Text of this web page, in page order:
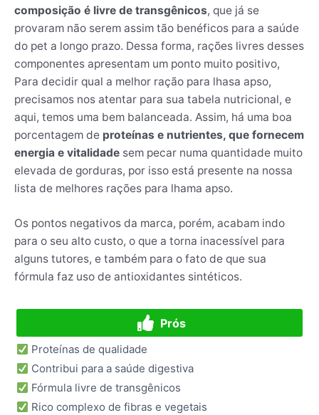
composição é livre de transgênicos, que já se
provaram não serem assim tão benéficos para a saúde
do pet a longo prazo. Dessa forma, rações livres desses
componentes apresentam um ponto muito positivo,
Para decidir qual a melhor ração para lhasa apso,
precisamos nos atentar para sua tabela nutricional, e
aqui, temos uma bem balanceada. Assim, há uma boa
porcentagem de proteínas e nutrientes, que fornecem
energia e vitalidade sem pecar numa quantidade muito
elevada de gorduras, por isso está presente na nossa
lista de melhores rações para lhama apso.
Os pontos negativos da marca, porém, acabam indo
para o seu alto custo, o que a torna inacessível para
alguns tutores, e também para o fato de que sua
fórmula faz uso de antioxidantes sintéticos.
Prós
Proteínas de qualidade
Contribui para a saúde digestiva
Fórmula livre de transgênicos
Rico complexo de fibras e vegetais